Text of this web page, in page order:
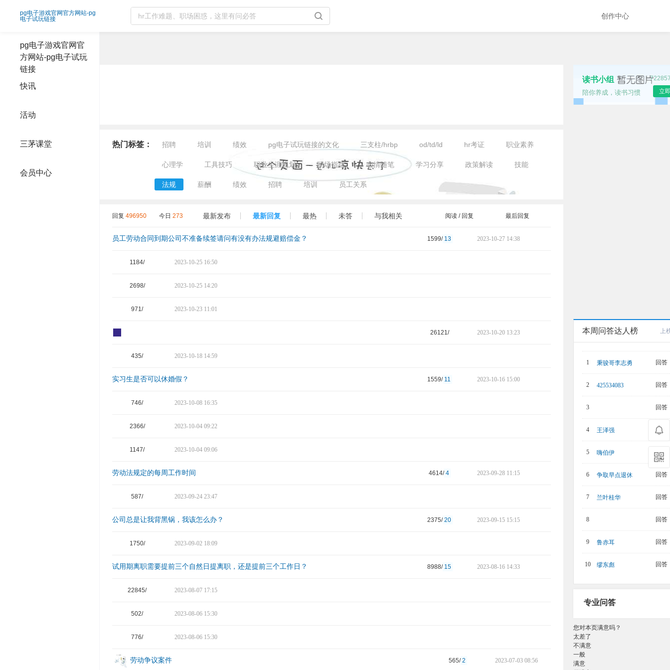
法规精选问答-pg电子游戏官网官方网站
pg电子游戏官网官方网站-pg
电子试玩链接
创作中心
pg电子游戏官网官
方网站-pg电子试玩
链接
快讯
活动
三茅课堂
会员中心
热门标签： 招聘 培训 绩效 pg电子试玩链接的文化 三支柱/hrbp od/td/ld hr考证 职业素养
心理学 工具技巧 职业生涯规划 职场指路 心情随笔 学习分享 政策解读 技能
法规 薪酬 绩效 招聘 培训 员工关系
回复 496950 今日 273 最后回复
阅读 / 回复
最新发布 最新回复 最热 未答 与我相关
员工劳动合同到期公司不准备续签请问有没有办法规避赔偿金？ 1599/ 13 2023-10-27 14:38
1184/ 2023-10-25 16:50
2698/ 2023-10-25 14:20
971/ 2023-10-23 11:01
26121/ 2023-10-20 13:23
435/ 2023-10-18 14:59
实习生是否可以休婚假？ 1559/ 11 2023-10-16 15:00
746/ 2023-10-08 16:35
2366/ 2023-10-04 09:22
1147/ 2023-10-04 09:06
劳动法规定的每周工作时间 4614/ 4 2023-09-28 11:15
587/ 2023-09-24 23:47
公司总是让我背黑锅，我该怎么办？ 2375/ 20 2023-09-15 15:15
1750/ 2023-09-02 18:09
试用期离职需要提前三个自然日提离职，还是提前三个工作日？ 8988/ 15 2023-08-16 14:33
22845/ 2023-08-07 17:15
502/ 2023-08-06 15:30
776/ 2023-08-06 15:30
劳动争议案件 565/ 2 2023-07-03 08:56
读书小组
陪你养成，读书习惯
立
本周问答达人榜 上
1 秉骏哥李志勇 回答
2 425534083 回答
3 回答
4 王泽强 回答
5 嗨伯伊 回答
6 争取早点退休 回答
7 兰叶桂华 回答
8 回答
9 鲁赤耳 回答
10 缪东彪 回答
专业问答
您对本页满意吗？
太差了
不满意
一般
满意